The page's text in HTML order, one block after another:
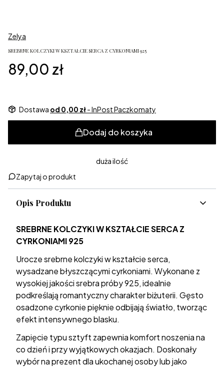
Zelya
SREBRNE KOLCZYKI W KSZTAŁCIE SERCA Z CYRKONIAMI 925
Cena
89,00 zł
Dostawa od 0,00 zł- InPost Paczkomaty
Dodaj do koszyka
duża ilość
Zapytaj o produkt
Opis Produktu
SREBRNE KOLCZYKI W KSZTAŁCIE SERCA Z
CYRKONIAMI 925
Urocze srebrne kolczyki w kształcie serca,
wysadzane błyszczącymi cyrkoniami. Wykonane z
wysokiej jakości srebra próby 925, idealnie
podkreślają romantyczny charakter biżuterii. Gęsto
osadzone cyrkonie pięknie odbijają światło, tworząc
efekt intensywnego blasku.
Zapięcie typu sztyft zapewnia komfort noszenia na
co dzień i przy wyjątkowych okazjach. Doskonały
wybór na prezent dla ukochanej osoby lub jako